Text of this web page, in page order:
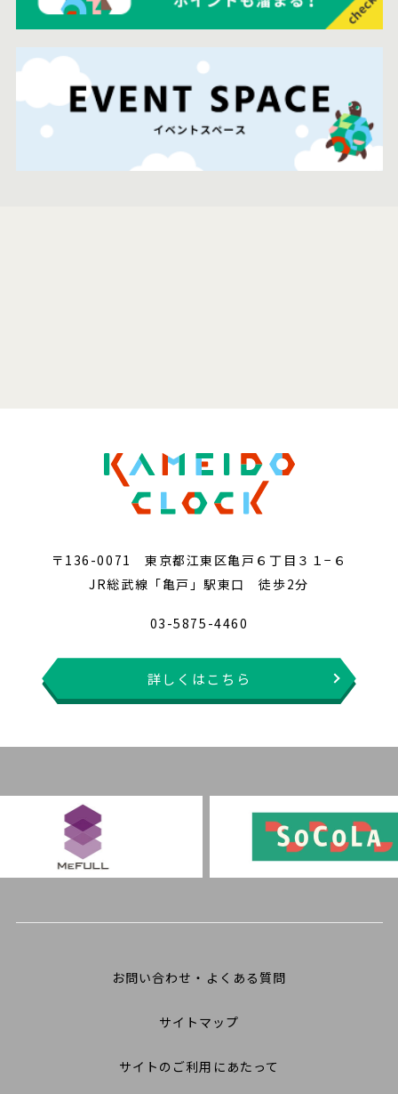
〒136-0071 東京都江東区亀戸６丁目３１−６
JR総武線「亀戸」駅東口 徒歩2分
03-5875-4460
詳しくはこちら
お問い合わせ・よくある質問
サイトマップ
サイトのご利用にあたって